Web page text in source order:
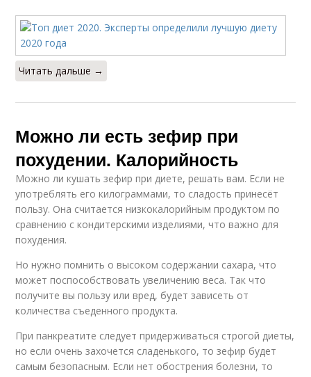
Читать дальше →
Можно ли есть зефир при
похудении. Калорийность
Можно ли кушать зефир при диете, решать вам. Если не
употреблять его килограммами, то сладость принесёт
пользу. Она считается низкокалорийным продуктом по
сравнению с кондитерскими изделиями, что важно для
похудения.
Но нужно помнить о высоком содержании сахара, что
может поспособствовать увеличению веса. Так что
получите вы пользу или вред, будет зависеть от
количества съеденного продукта.
При панкреатите следует придерживаться строгой диеты,
но если очень захочется сладенького, то зефир будет
самым безопасным. Если нет обострения болезни, то